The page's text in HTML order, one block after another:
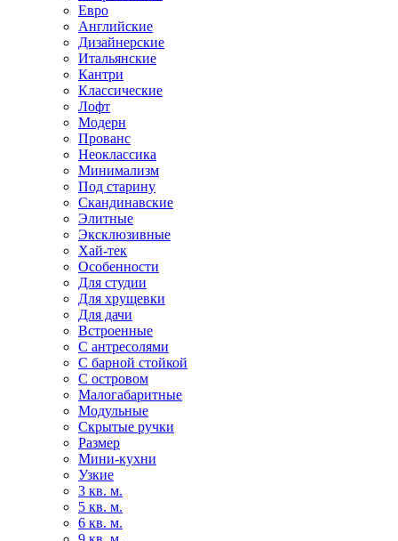
Евро
Английские
Дизайнерские
Итальянские
Кантри
Классические
Лофт
Модерн
Прованс
Неоклассика
Минимализм
Под старину
Скандинавские
Элитные
Эксклюзивные
Хай-тек
Особенности
Для студии
Для хрущевки
Для дачи
Встроенные
С антресолями
С барной стойкой
С островом
Малогабаритные
Модульные
Скрытые ручки
Размер
Мини-кухни
Узкие
3 кв. м.
5 кв. м.
6 кв. м.